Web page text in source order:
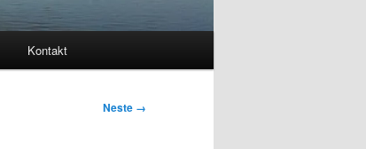
Kontakt
Neste →